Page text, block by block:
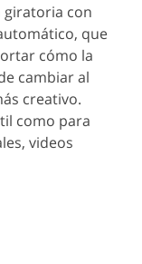
giratoria con
que
cómo la
cambiar al
creativo.
como para
videos